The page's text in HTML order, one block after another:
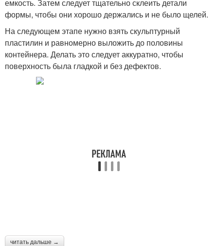
емкость. Затем следует тщательно склеить детали
формы, чтобы они хорошо держались и не было щелей.
На следующем этапе нужно взять скульптурный
пластилин и равномерно выложить до половины
контейнера. Делать это следует аккуратно, чтобы
поверхность была гладкой и без дефектов.
читать дальше →